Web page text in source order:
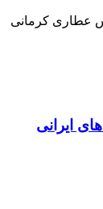
عطاری کرمانی
ایرانی